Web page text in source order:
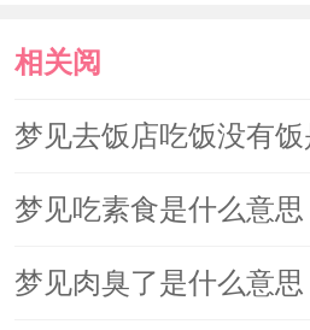
相关阅
读
梦见去饭店吃饭没有
梦见吃素食是什么意思
梦见肉臭了是什么意思